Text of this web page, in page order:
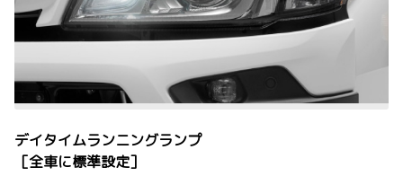
デイタイムランニングランプ
［全車に標準設定］